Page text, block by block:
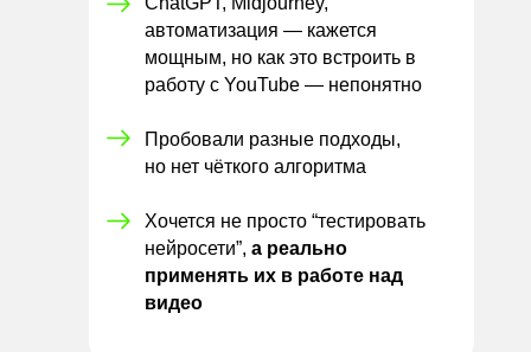
автоматизация — кажется
мощным, но как это встроить в
работу с YouTube — непонятно
Пробовали разные подходы,
но нет чёткого алгоритма
Хочется не просто “тестировать
нейросети”, а реально
применять их в работе над
видео